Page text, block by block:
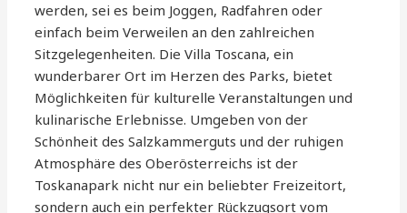
werden, sei es beim Joggen, Radfahren oder
einfach beim Verweilen an den zahlreichen
Sitzgelegenheiten. Die Villa Toscana, ein
wunderbarer Ort im Herzen des Parks, bietet
Möglichkeiten für kulturelle Veranstaltungen und
kulinarische Erlebnisse. Umgeben von der
Schönheit des Salzkammerguts und der ruhigen
Atmosphäre des Oberösterreichs ist der
Toskanapark nicht nur ein beliebter Freizeitort,
sondern auch ein perfekter Rückzugsort vom